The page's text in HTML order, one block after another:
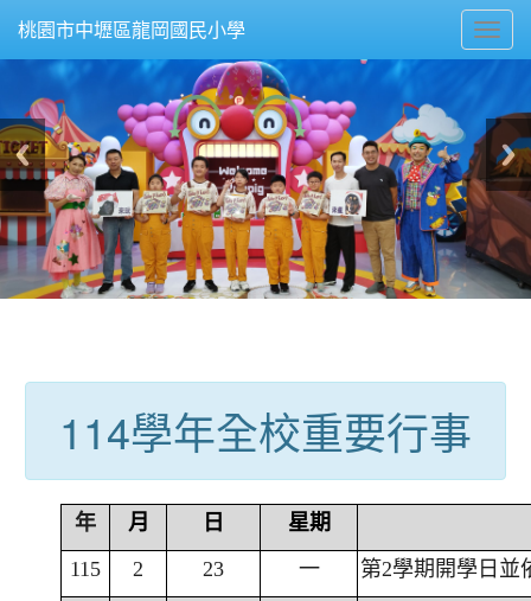
桃園市中壢區龍岡國民小學
114學年全校重要行事
年 月 日
星期
115
2 23 一
第2學期開學日並